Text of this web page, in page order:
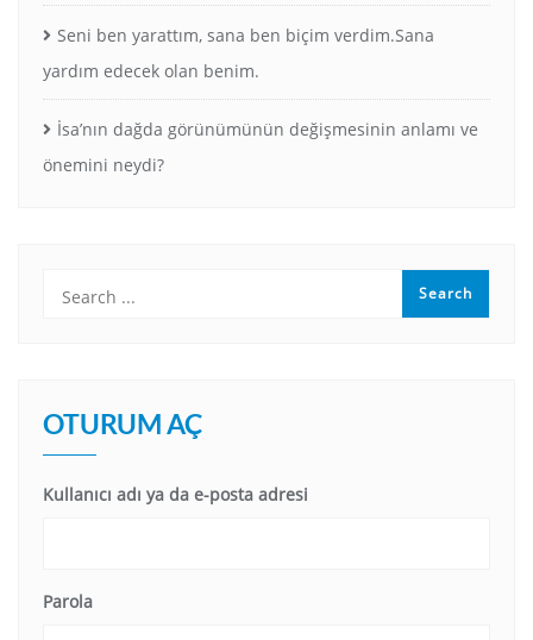
Seni ben yarattım, sana ben biçim verdim.Sana
yardım edecek olan benim.
İsa’nın dağda görünümünün değişmesinin anlamı ve
önemini neydi?
OTURUM AÇ
Kullanıcı adı ya da e-posta adresi
Parola